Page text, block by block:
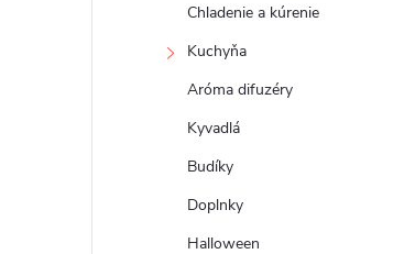
Chladenie a kúrenie
Kuchyňa
Aróma difuzéry
Kyvadlá
Budíky
Doplnky
Halloween